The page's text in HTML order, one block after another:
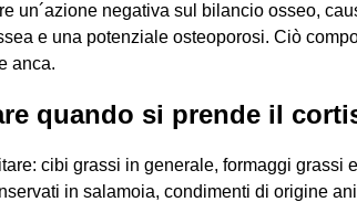
un´azione negativa sul bilancio osseo,
e una potenziale osteoporosi. Ciò
anca.
quando si prende il
cibi grassi in generale, formaggi grassi
in salamoia, condimenti di origine